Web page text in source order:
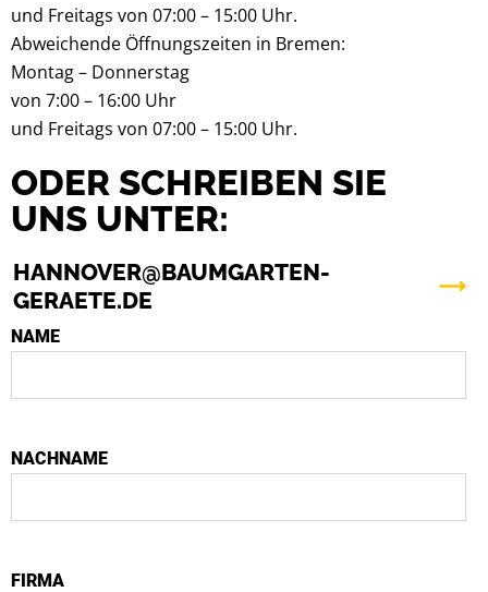
und Freitags von 07:00 – 15:00 Uhr.
Abweichende Öffnungszeiten in Bremen:
Montag – Donnerstag
von 7:00 – 16:00 Uhr
und Freitags von 07:00 – 15:00 Uhr.
ODER SCHREIBEN SIE
UNS UNTER:
HANNOVER@BAUMGARTEN-
GERAETE.DE
NAME
NACHNAME
FIRMA